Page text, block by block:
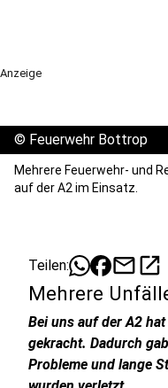
Anzeige
© Feuerwehr Bottrop
Mehrere Feuerwehr- und
auf der A2 im Einsatz.
Teilen: mailopen_in_new
Mehrere
Bei uns auf der A2
gekracht. Dadurch
Probleme und lange